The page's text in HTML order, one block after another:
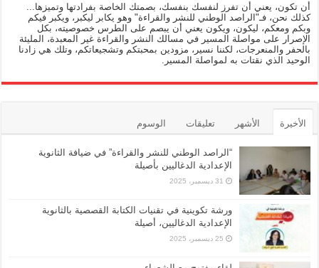
أن تكون، يعني أن تفرز لنفسك بنفسك، بصمتك الخاصة بفرادتها وتميزها...
كذلك نحن، فـ"الراصد الوطني للنشر والقراءة" وهو يكابر ليكبر، ويكبر فيكم
وبكم ومعكم، ليكون، ويكون يعني أن يبصم على الطرس خصوصيته، بكل
الإصرار على مواصلة المسير في مسالك النشر والقراءة غير المعبدة، المليئة
بالحفر والمنعرجات، لكننا نسير، مزودين بمحبتكم وتشجيعاتكم، وتلك هي زادنا
الوحيد الذي نقتات به لمواصلة المسير.
الأخيرة الأشهر تعليقات الوسوم
“الراصد الوطني للنشر والقراءة” في ضيافة الثانوية
الإعدادية الدغاليين بأصيلة
31 ديسمبر، 2025
ورشة تكوينية في تقنيات الكتابة القصصية بالثانوية
الإعدادية الدغاليين، أصيلة
25 ديسمبر، 2025